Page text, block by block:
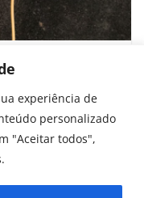
experiência de
personalizado
"Aceitar todos",